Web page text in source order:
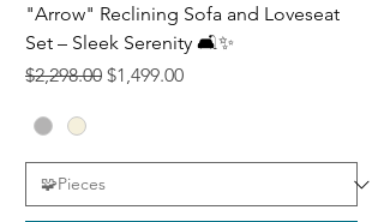
"Arrow" Reclining Sofa and Loveseat
Set – Sleek Serenity 🛋️✨
Precio
$2,298.00 Precio de oferta
$1,499.00